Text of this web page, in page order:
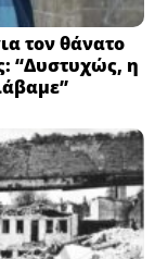
τον θάνατο
“Δυστυχώς, η